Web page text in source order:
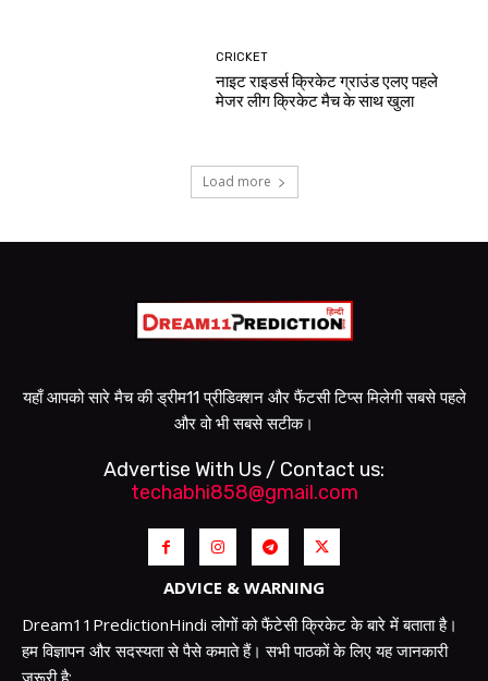
CRICKET
नाइट राइडर्स क्रिकेट ग्राउंड एलए पहले
मेजर लीग क्रिकेट मैच के साथ खुला
Load more
यहाँ आपको सारे मैच की ड्रीम11 प्रीडिक्शन और फैंटसी टिप्स मिलेगी सबसे पहले
और वो भी सबसे सटीक।
Advertise With Us / Contact us:
techabhi858@gmail.com
ADVICE & WARNING
Dream11PredictionHindi लोगों को फैंटेसी क्रिकेट के बारे में बताता है।
हम विज्ञापन और सदस्यता से पैसे कमाते हैं। सभी पाठकों के लिए यह जानकारी
जरूरी है: